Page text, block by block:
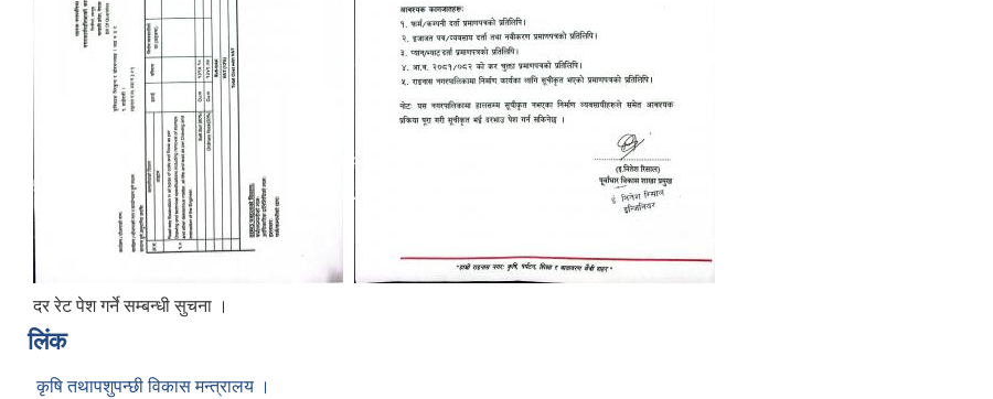
दर रेट पेश गर्ने सम्बन्धी सुचना ।
लिंक
कृषि तथापशुपन्छी विकास मन्त्रालय ।